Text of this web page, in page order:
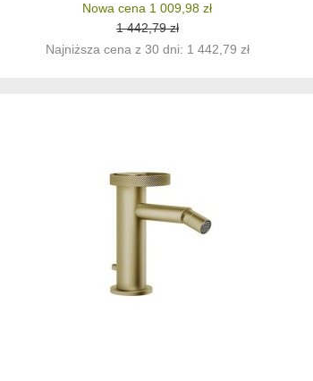
Nowa cena 1 009,98 zł
1 442,79 zł
Najniższa cena z 30 dni: 1 442,79 zł